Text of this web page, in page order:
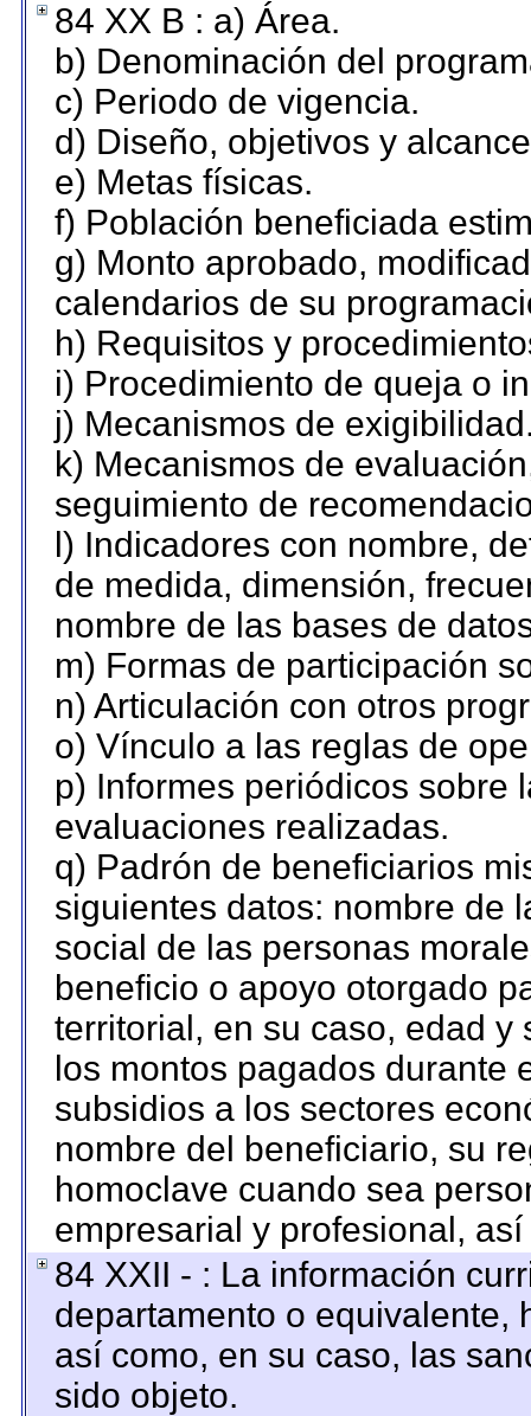
84 XX B : a) Área.
b) Denominación del
c) Periodo de vigencia.
d) Diseño, objetivos y
e) Metas físicas.
f) Población beneficiada
g) Monto aprobado,
calendarios de su
h) Requisitos y
i) Procedimiento de queja o
j) Mecanismos de
k) Mecanismos de
seguimiento de
l) Indicadores con nombre,
de medida, dimensión,
nombre de las bases de
m) Formas de participación
n) Articulación con otros
o) Vínculo a las reglas de
p) Informes periódicos sobre
evaluaciones realizadas.
q) Padrón de beneficiarios
siguientes datos: nombre de
social de las personas
beneficio o apoyo otorgado
territorial, en su caso, edad
los montos pagados durante
subsidios a los sectores
nombre del beneficiario, su
homoclave cuando sea
empresarial y profesional,
84 XXII - : La información
departamento o equivalente,
así como, en su caso, las
sido objeto.